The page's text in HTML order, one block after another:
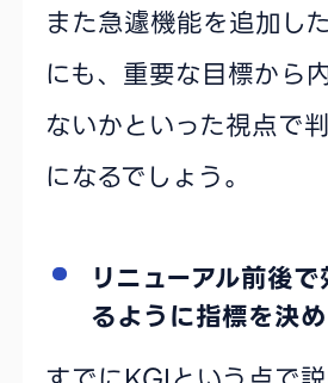
また急遽機能を追加し
にも、重要な目標から
ないかといった視点で
になるでしょう。
リニューアル前後
るように指標を決